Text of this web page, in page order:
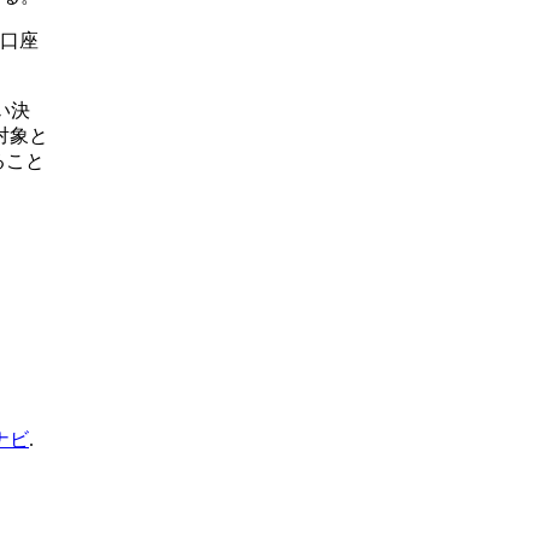
座
決
象と
と
ビ.